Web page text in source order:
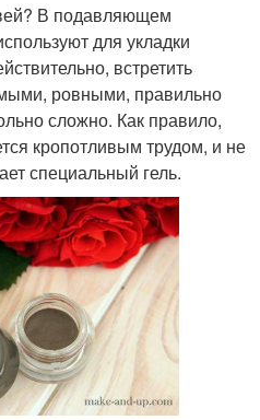
В подавляющем
для укладки
встретить
ровными, правильно
сложно. Как правило,
кропотливым трудом, и не
специальный гель.